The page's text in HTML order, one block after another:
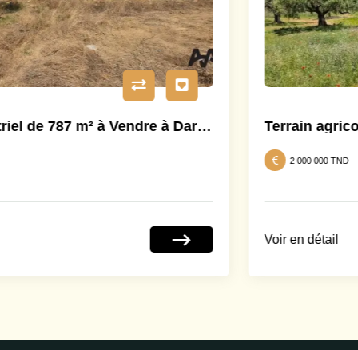
Terrain agricole à Mornag